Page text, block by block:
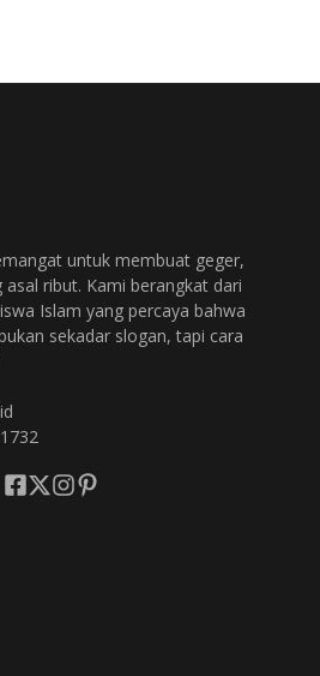
untuk membuat geger,
ribut. Kami berangkat dari
Islam yang percaya bahwa
sekadar slogan, tapi cara